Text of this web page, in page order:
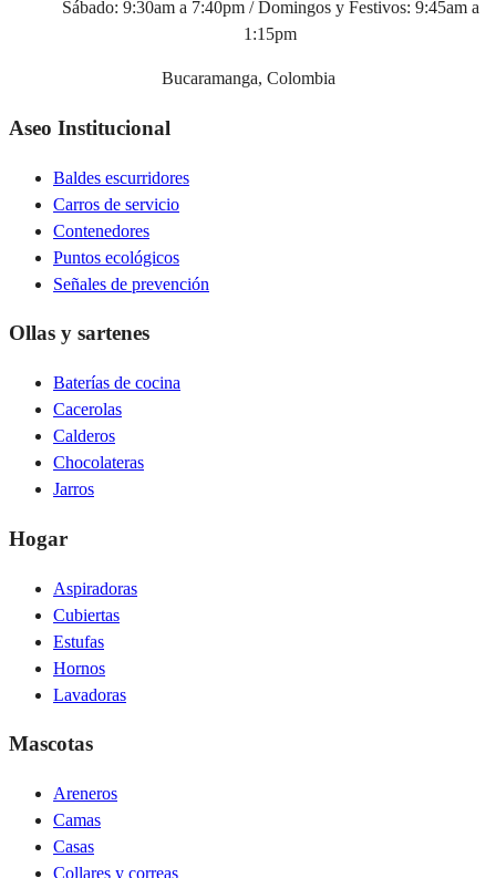
Sábado: 9:30am a 7:40pm / Domingos y Festivos: 9:45am a
1:15pm
Bucaramanga, Colombia
Aseo Institucional
Baldes escurridores
Carros de servicio
Contenedores
Puntos ecológicos
Señales de prevención
Ollas y sartenes
Baterías de cocina
Cacerolas
Calderos
Chocolateras
Jarros
Hogar
Aspiradoras
Cubiertas
Estufas
Hornos
Lavadoras
Mascotas
Areneros
Camas
Casas
Collares y correas